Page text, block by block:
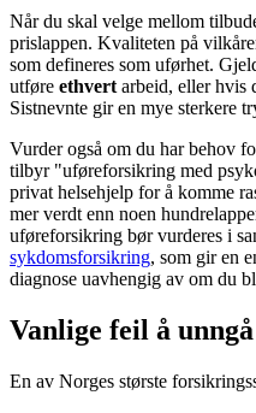
Når du skal velge mellom
prislappen. Kvaliteten på
som defineres som uførhet.
utføre ethvert arbeid, eller hvis
Sistnevnte gir en mye sterkere
Vurder også om du har behov
tilbyr "uføreforsikring med
privat helsehjelp for å komme
mer verdt enn noen
uføreforsikring bør vurderes i
sykdomsforsikring, som gir en
diagnose uavhengig av om du
Vanlige feil å unngå
En av Norges største